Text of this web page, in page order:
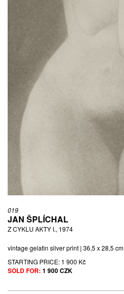
019
JAN ŠPLÍCHAL
Z CYKLU AKTY I., 1974
vintage gelatin silver print | 36,5 x 28,5 cm
STARTING PRICE: 1 900 Kč
SOLD FOR: 1 900 CZK